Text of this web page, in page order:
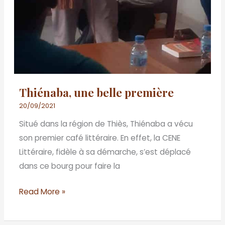
Thiénaba, une belle première
20/09/2021
Situé dans la région de Thiès, Thiénaba a vécu
son premier café littéraire. En effet, la CENE
Littéraire, fidèle à sa démarche, s’est déplacé
dans ce bourg pour faire la
Read More »